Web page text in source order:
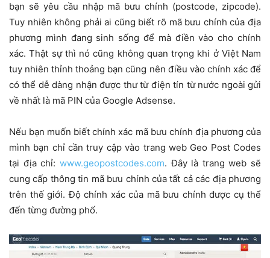
bạn sẽ yêu cầu nhập mã bưu chính (postcode, zipcode).
Tuy nhiên không phải ai cũng biết rõ mã bưu chính của địa
phương mình đang sinh sống để mà điền vào cho chính
xác. Thật sự thì nó cũng không quan trọng khi ở Việt Nam
tuy nhiên thỉnh thoảng bạn cũng nên điều vào chính xác để
có thể dễ dàng nhận được thư từ điện tín từ nước ngoài gửi
về nhất là mã PIN của Google Adsense.
Nếu bạn muốn biết chính xác mã bưu chính địa phương của
mình bạn chỉ cần truy cập vào trang web Geo Post Codes
tại địa chỉ: www.geopostcodes.com. Đây là trang web sẽ
cung cấp thông tin mã bưu chính của tất cả các địa phương
trên thế giới. Độ chính xác của mã bưu chính được cụ thể
đến từng đường phố.